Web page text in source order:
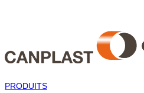
PRODUITS